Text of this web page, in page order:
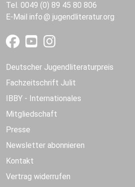
Tel. 0049 (0) 89 45 80 806
E-Mail info jugendliteratur.org
Deutscher Jugendliteraturpreis
Fachzeitschrift Julit
IBBY - Internationales
Mitgliedschaft
Presse
Newsletter abonnieren
Kontakt
Vertrag widerrufen